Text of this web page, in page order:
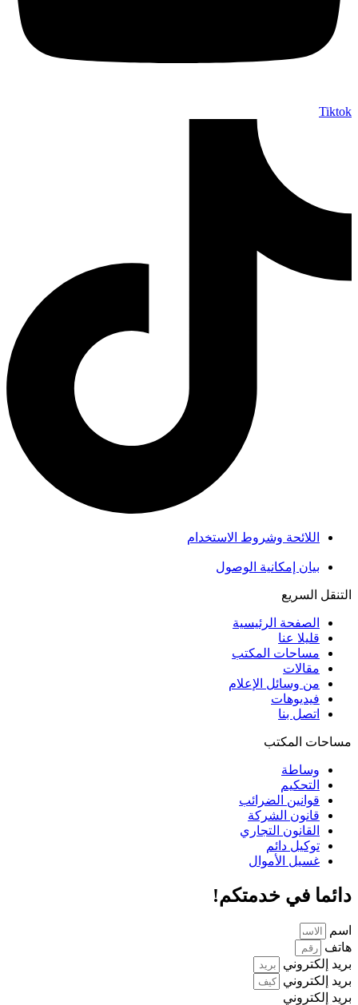
Tiktok
اللائحة وشروط الاستخدام
بيان إمكانية الوصول
التنقل السريع
الصفحة الرئيسية
قليلا عنا
مساحات المكتب
مقالات
من وسائل الإعلام
فيديوهات
اتصل بنا
مساحات المكتب
وساطة
التحكيم
قوانين الضرائب
قانون الشركة
القانون التجاري
توكيل دائم
غسيل الأموال
دائما في خدمتكم!
اسم
هاتف
بريد إلكتروني
بريد إلكتروني
بريد إلكتروني